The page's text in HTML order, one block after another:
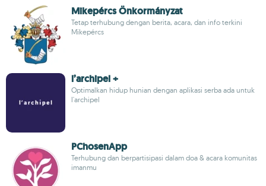
Mikepércs Önkormányzat
Tetap terhubung dengan berita, acara, dan info terkini
Mikepércs
l’archipel +
Optimalkan hidup hunian dengan aplikasi serba ada untuk
l'archipel
PChosenApp
Terhubung dan berpartisipasi dalam doa & acara komunitas
imanmu